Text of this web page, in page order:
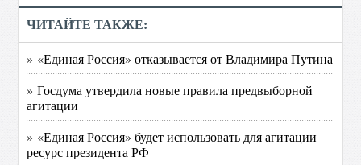
ЧИТАЙТЕ ТАКЖЕ:
» «Единая Россия» отказывается от Владимира Путина
» Госдума утвердила новые правила предвыборной
агитации
» «Единая Россия» будет использовать для агитации
ресурс президента РФ